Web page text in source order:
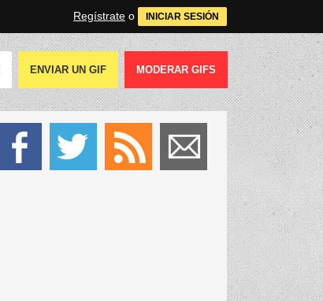
Regístrate o INICIAR SESIÓN
ENVIAR UN GIF MODERAR GIFS